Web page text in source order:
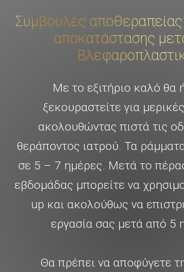
Συμβουλές
αποκατάστασης
Με το εξιτήριο καλό θα
ξεκουραστείτε για
ακολουθώντας πιστά τις
θεράποντος ιατρού. Τα
σε 5 – 7 ημέρες. Μετά το
εβδομάδας μπορείτε να
up και ακολούθως να
εργασία σας μετά από 5
Θα πρέπει να αποφύγετε